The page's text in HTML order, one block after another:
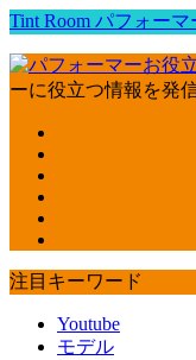
Tint Room パフォー
ーに役立つ情報を発
注目キーワード
Youtube
モデル